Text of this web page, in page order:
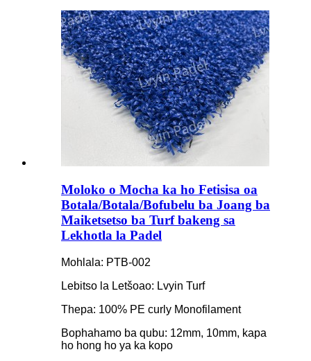
Moloko o Mocha ka ho Fetisisa oa
Botala/Botala/Bofubelu ba Joang ba
Maiketsetso ba Turf bakeng sa
Lekhotla la Padel
Mohlala: PTB-002
Lebitso la Letšoao: Lvyin Turf
Thepa: 100% PE curly Monofilament
Bophahamo ba qubu: 12mm, 10mm, kapa
ho hong ho ya ka kopo